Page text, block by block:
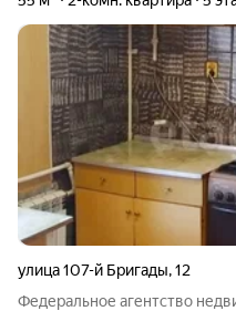
улица 107-й Бригады,12
Федеральное агентство